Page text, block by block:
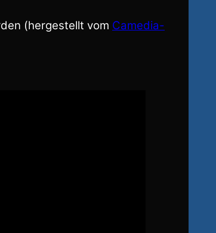
(hergestellt vom Camedia-